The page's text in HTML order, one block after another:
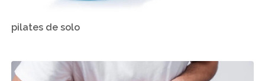
pilates de solo